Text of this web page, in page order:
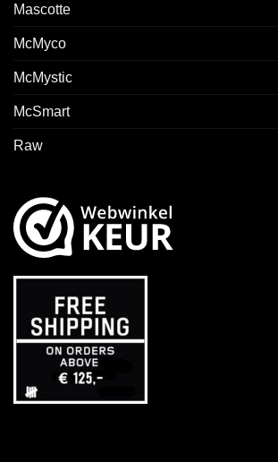
Mascotte
McMyco
McMystic
McSmart
Raw